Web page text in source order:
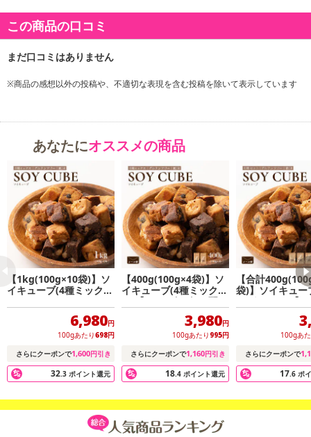
この商品の口コミ
※商品の感想以外の投稿や、不適切な表現を含む投稿を除いて表示しています
あなたにオススメの商品
【1kg(100g×10袋)】ソ
イキューブ(4種ミック
6,980円
100gあたり698円
さらにクーポンで1,600円引き
32.3 ポイント還元
【400g(100g×4袋)】ソ
イキューブ(4種ミック
ス)【メール便2個口配
3,980円
100gあたり 995円
さらにクーポンで1,160円引き
18.4 ポイント還元
【合計
袋)】ソイキュ
×4種セット)【
100gあ
さらにクーポンで
17.6 ポ